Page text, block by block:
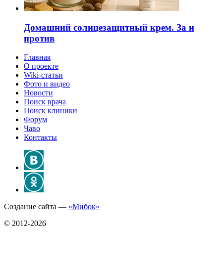
Домашний солнцезащитный крем. За и
против
Главная
О проекте
Wiki-статьи
Фото и видео
Новости
Поиск врача
Поиск клиники
Форум
Чаво
Контакты
Создание сайта — «Мибок»
© 2012-2026